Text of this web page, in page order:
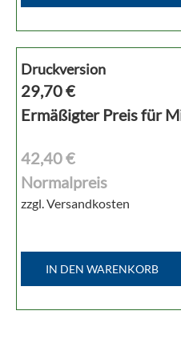
Druckversion
29,70€
Ermäßigter Preis für
42,40 €
Normalpreis
zzgl. Versandkosten
IN DEN WARENKORB